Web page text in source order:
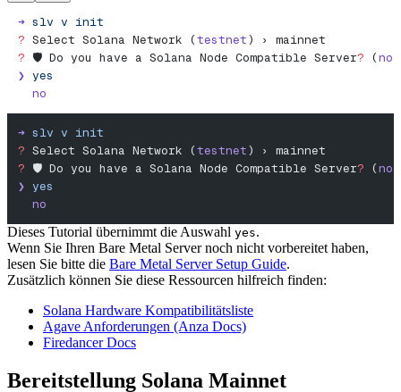
➜ slv v init
? Select Solana Network (testnet) › mainnet
? 🛡️ Do you have a Solana Node Compatible Server? (no
❯ yes
  no
➜ slv v init
? Select Solana Network (testnet) › mainnet
? 🛡️ Do you have a Solana Node Compatible Server? (no
❯ yes
  no
Dieses Tutorial übernimmt die Auswahl yes.
Wenn Sie Ihren Bare Metal Server noch nicht vorbereitet haben,
lesen Sie bitte die Bare Metal Server Setup Guide.
Zusätzlich können Sie diese Ressourcen hilfreich finden:
Solana Hardware Kompatibilitätsliste
Agave Anforderungen (Anza Docs)
Firedancer Docs
Bereitstellung Solana Mainnet